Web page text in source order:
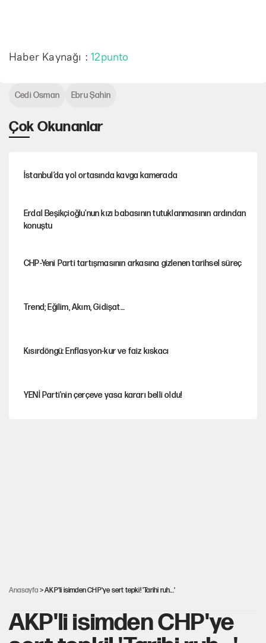
Haber Kaynağı :12punto
Çok Okunanlar
İstanbul’da yol ortasında kavga kamerada
Erdal Beşikçioğlu'nun kızı babasının tutuklanmasının ardından
konuştu
CHP-Yeni Parti tartışmasının arkasına gizlenen tarihsel süreç
Trend; Eğilim, Akım, Gidişat…
Kısırdöngü: Enflasyon-kur ve faiz kıskacı
YENİ Parti'nin çerçeve yasa kararı belli oldu!
Cedi Osman Ebru Şahin
Anasayfa > AKP'li isimden CHP'ye sert tepki! 'Tarihi ruh...'
AKP'li isimden CHP'ye